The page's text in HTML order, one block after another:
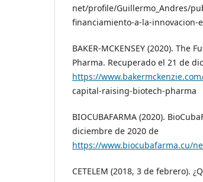
net/profile/Guillermo_Andres/
financiamiento-a-la-innovacion-
BAKER-MCKENSEY (2020).
Pharma. Recuperado el 21 de
https://
capital-raising-biotech-pharma
BIOCUBAFARMA (2020).
diciembre de 2020 de
https://www.biocubafarma.cu/
CETELEM (2018, 3 de febrero).